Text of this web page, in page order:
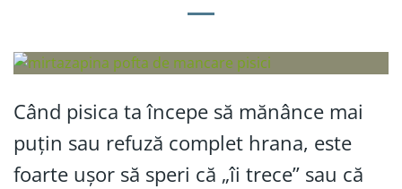
Când pisica ta începe să mănânce mai
puțin sau refuză complet hrana, este
foarte ușor să speri că „îi trece” sau că